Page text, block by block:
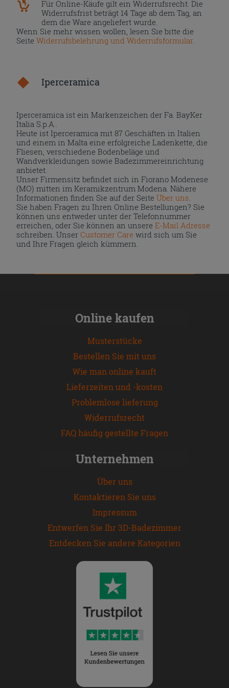
Für Online-Käufe gilt ein Widerrufsrecht. Die
Widerrufsfrist beträgt 14 Tage ab dem Tag, an
dem die Ware angeliefert wurde.
Wenn Sie mehr wissen wollen, lesen Sie bitte die
SeiteWiderrufsbelehrung und Widerrufsformular.
Iperceramica
Iperceramica ist ein Markenzeichen der Fa. BayKer
Italia S.p.A..
Heute ist Iperceramica mit 87 Geschäften in Italien
und einem in Malta eine erfolgreiche Ladenkette, die
Fliesen, verschiedene Bodenbeläge und
Wandverkleidungen sowie Badezimmereinrichtung
anbietet.
Unser Firmensitz befindet sich in Fiorano Modenese
(MO) mitten im Keramikzentrum Modena. Nähere
Informationen finden Sie auf der Seite Über uns
Sie haben Fragen zu Ihren Online Bestellungen? Sie
können uns entweder unter der Telefonnummer
erreichen, oder Sie können an unsereE-Mail Adresse
schreiben. UnserCustomer Care wird sich um Sie
und Ihre Fragen gleich kümmern.
Online kaufen
Musterstücke
Bestellen Sie mit uns
Wie man online kauft
Lieferzeiten und -kosten
Problemlose lieferung
Widerrufsrecht
FAQ häufig gestellte Fragen
Unternehmen
Über uns
Kontaktieren Sie uns
Impressum
Entwerfen Sie Ihr 3D-Badezimmer
Entdecken Sie andere Kategorien